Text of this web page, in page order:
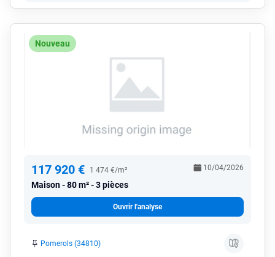
Nouveau
117 920 € 1 474 €/m²
Maison 80 m² - 3 pièces
10/04/2026
Ouvrir l'analyse
Pomerols (34810)